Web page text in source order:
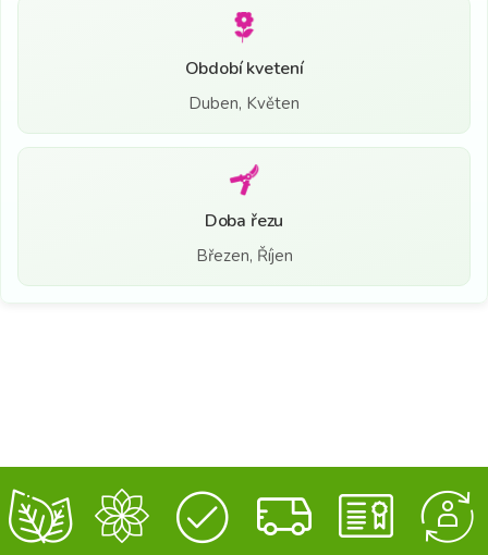
Období kvetení
Duben, Květen
Doba řezu
Březen, Říjen